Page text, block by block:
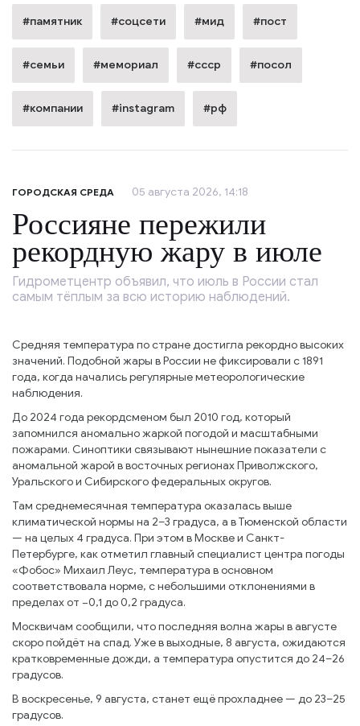
#памятник #соцсети #мид #пост
#семьи #мемориал #ссср #посол
#компании #instagram #рф
ГОРОДСКАЯ СРЕДА 05 августа 2026, 14:18
Россияне пережили
рекордную жару в июле
Гидрометцентр объявил, что июль в России стал
самым тёплым за всю историю наблюдений.
Средняя температура по стране достигла рекордно высоких
значений. Подобной жары в России не фиксировали с 1891
года, когда начались регулярные метеорологические
наблюдения.
До 2024 года рекордсменом был 2010 год, который
запомнился аномально жаркой погодой и масштабными
пожарами. Синоптики связывают нынешние показатели с
аномальной жарой в восточных регионах Приволжского,
Уральского и Сибирского федеральных округов.
Там среднемесячная температура оказалась выше
климатической нормы на 2–3 градуса, а в Тюменской области
— на целых 4 градуса. При этом в Москве и Санкт-
Петербурге, как отметил главный специалист центра погоды
«Фобос» Михаил Леус, температура в основном
соответствовала норме, с небольшими отклонениями в
пределах от −0,1 до 0,2 градуса.
Москвичам сообщили, что последняя волна жары в августе
скоро пойдёт на спад. Уже в выходные, 8 августа, ожидаются
кратковременные дожди, а температура опустится до 24–26
градусов.
В воскресенье, 9 августа, станет ещё прохладнее — до 23–25
градусов.